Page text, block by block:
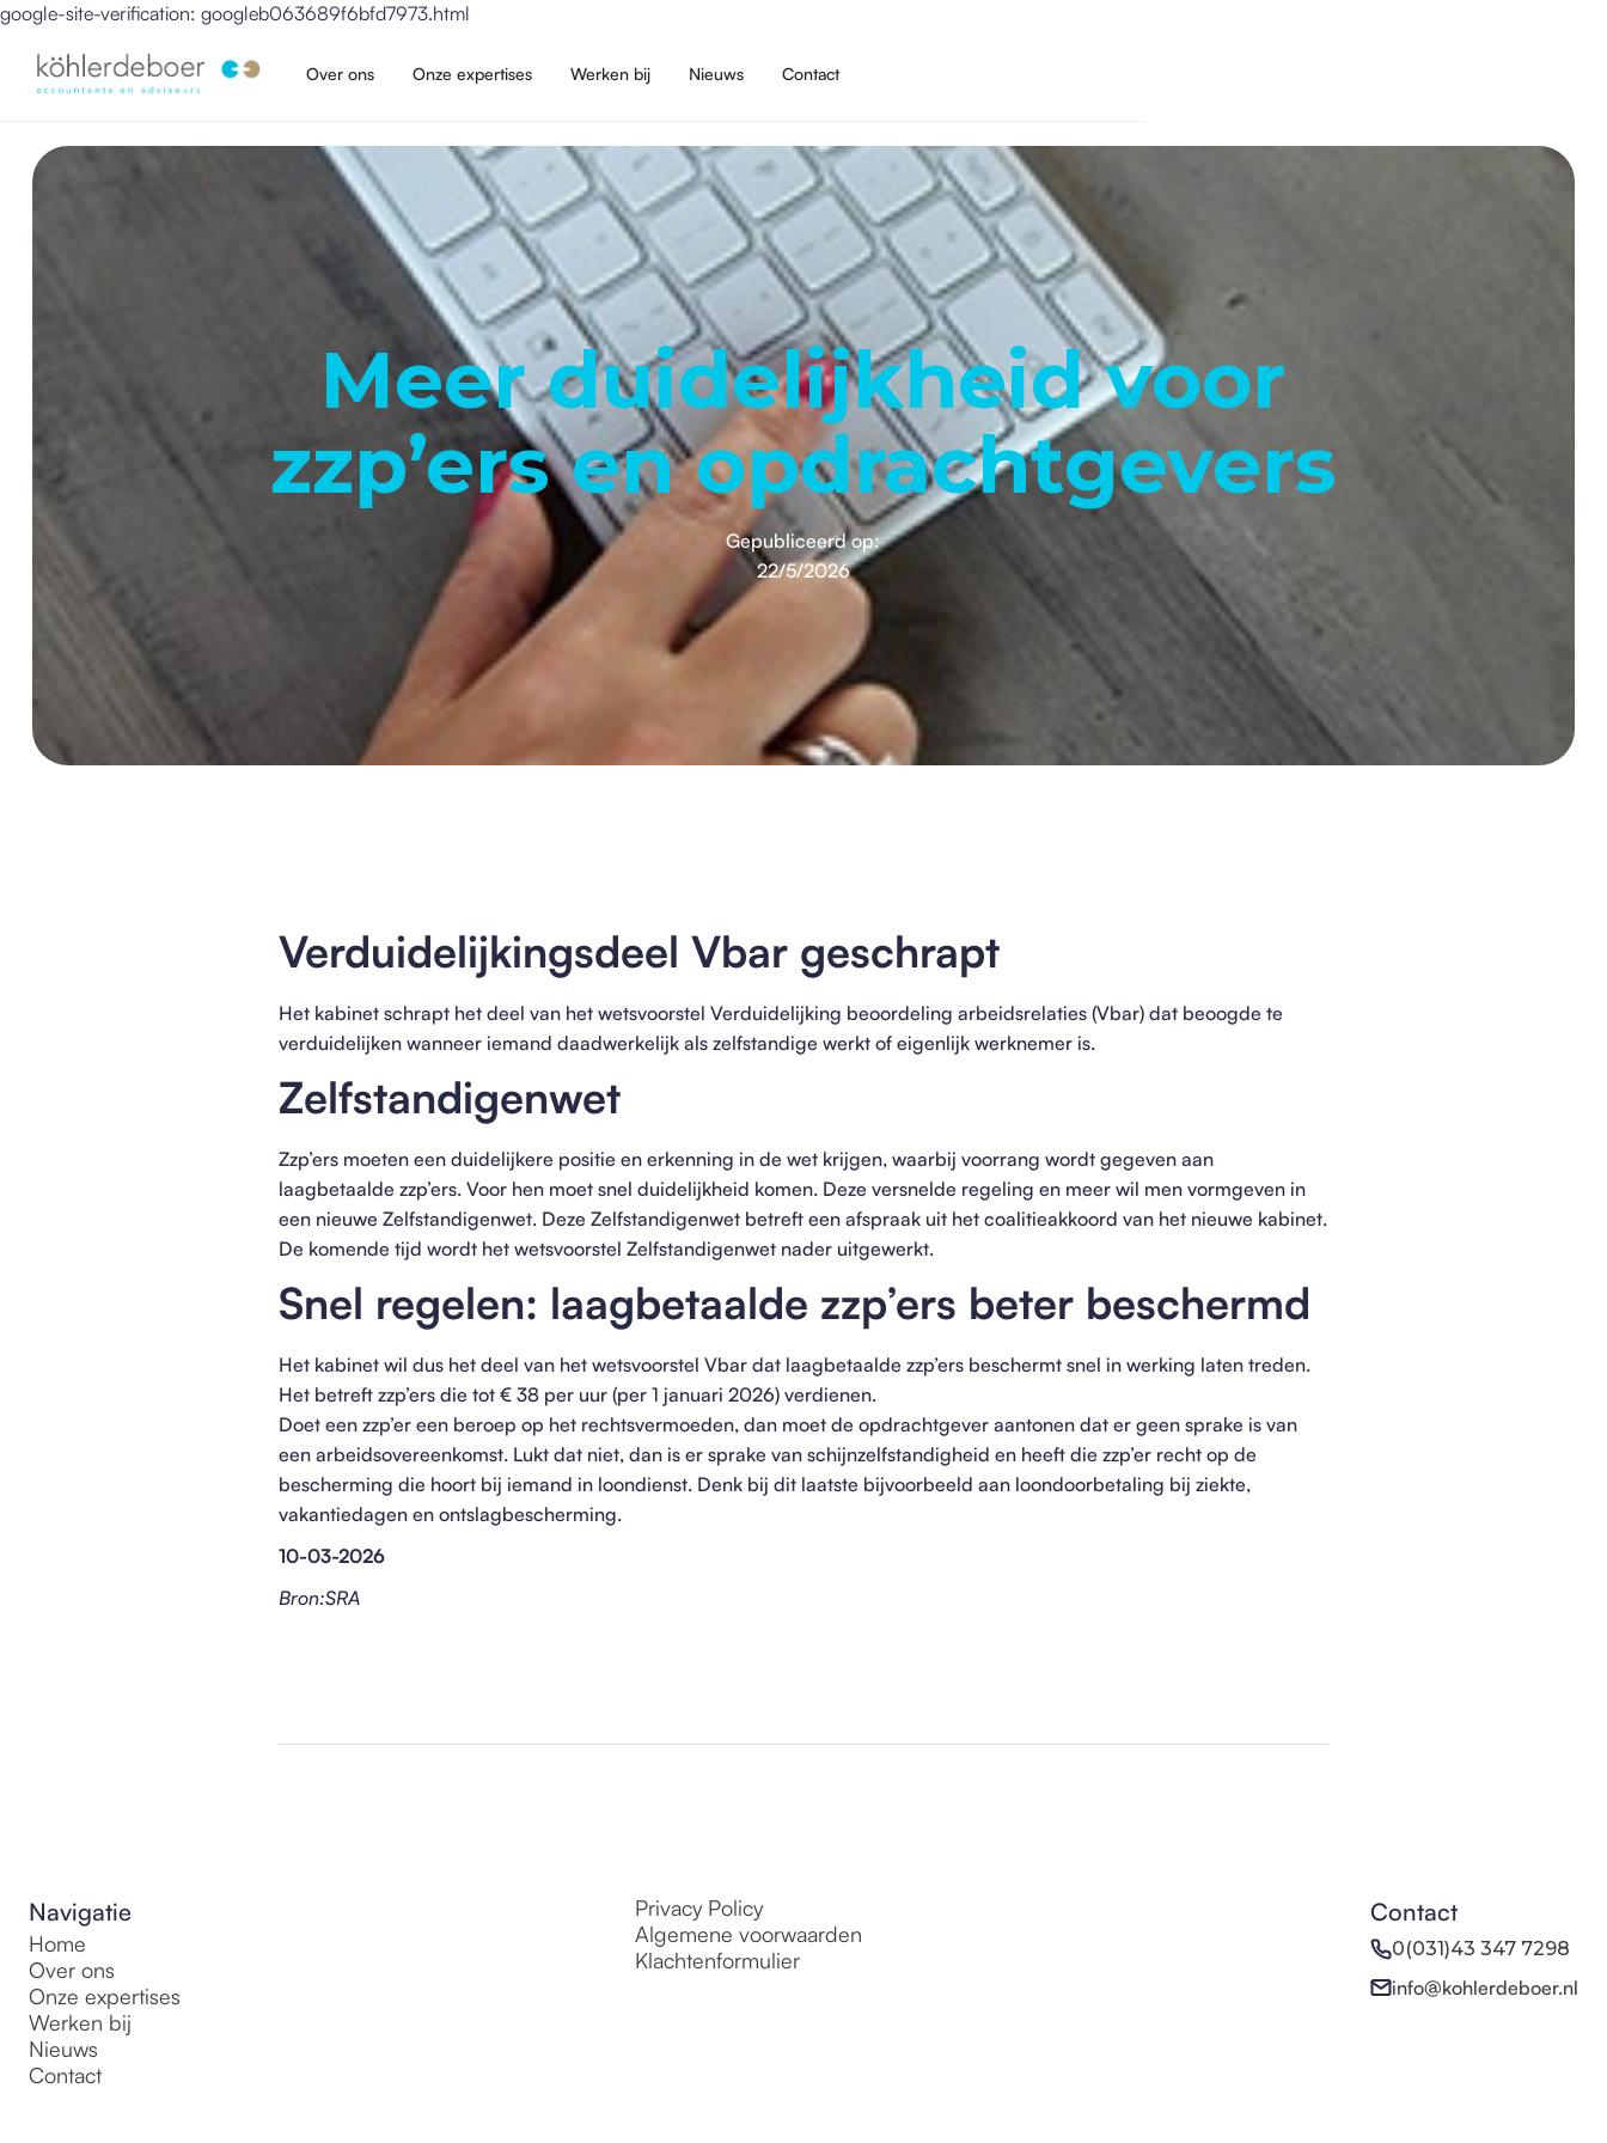
google-site-verification: googleb063689f6bfd7973.html
Over ons Onze expertises Werken bij Nieuws Contact
Meer duidelijkheid voor
zzp’ers en opdrachtgevers
Gepubliceerd op:
22/5/2026
Verduidelijkingsdeel Vbar geschrapt
Het kabinet schrapt het deel van het wetsvoorstel Verduidelijking beoordeling arbeidsrelaties (Vbar) dat beoogde te
verduidelijken wanneer iemand daadwerkelijk als zelfstandige werkt of eigenlijk werknemer is.
Zelfstandigenwet
Zzp’ers moeten een duidelijkere positie en erkenning in de wet krijgen, waarbij voorrang wordt gegeven aan
laagbetaalde zzp’ers. Voor hen moet snel duidelijkheid komen. Deze versnelde regeling en meer wil men vormgeven in
een nieuwe Zelfstandigenwet. Deze Zelfstandigenwet betreft een afspraak uit het coalitieakkoord van het nieuwe kabinet.
De komende tijd wordt het wetsvoorstel Zelfstandigenwet nader uitgewerkt.
Snel regelen: laagbetaalde zzp’ers beter beschermd
Het kabinet wil dus het deel van het wetsvoorstel Vbar dat laagbetaalde zzp’ers beschermt snel in werking laten treden.
Het betreft zzp’ers die tot € 38 per uur (per 1 januari 2026) verdienen.
Doet een zzp’er een beroep op het rechtsvermoeden, dan moet de opdrachtgever aantonen dat er geen sprake is van
een arbeidsovereenkomst. Lukt dat niet, dan is er sprake van schijnzelfstandigheid en heeft die zzp’er recht op de
bescherming die hoort bij iemand in loondienst. Denk bij dit laatste bijvoorbeeld aan loondoorbetaling bij ziekte,
vakantiedagen en ontslagbescherming.
10-03-2026
Bron:SRA
Navigatie
Home
Over ons
Onze expertises
Werken bij
Nieuws
Contact
Privacy Policy
Algemene voorwaarden
Klachtenformulier
Contact
0(031)43 347 7298
info@kohlerdeboer.nl